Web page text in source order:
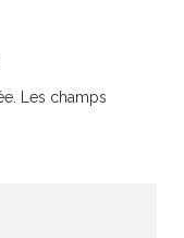
Les champs